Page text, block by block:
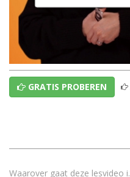
GRATIS PROBEREN
Waarover gaat deze lesvideo